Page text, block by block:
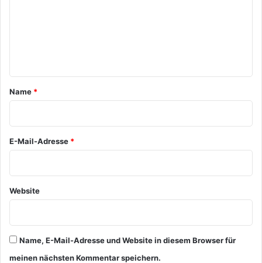
a
*
Name *
E-Mail-Adresse *
Website
Name, E-Mail-Adresse und Website in diesem Browser für
meinen nächsten Kommentar speichern.